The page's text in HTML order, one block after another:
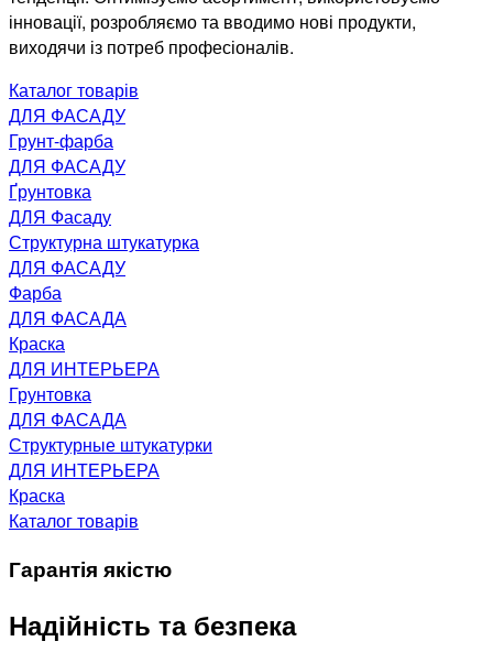
інновації, розробляємо та вводимо нові продукти,
виходячи із потреб професіоналів.
Каталог товарів
ДЛЯ ФАСАДУ
Грунт-фарба
ДЛЯ ФАСАДУ
Ґрунтовка
ДЛЯ Фасаду
Структурна штукатурка
ДЛЯ ФАСАДУ
Фарба
ДЛЯ ФАСАДА
Краска
ДЛЯ ИНТЕРЬЕРА
Грунтовка
ДЛЯ ФАСАДА
Структурные штукатурки
ДЛЯ ИНТЕРЬЕРА
Краска
Каталог товарів
Гарантія якістю
Надійність та безпека